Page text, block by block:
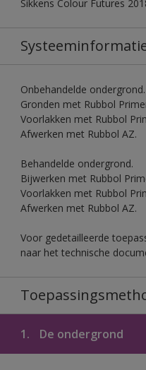
Sikkens Colour Futures
Onbehandelde ondergrond.
Gronden met Rubbol
Voorlakken met Rubbol
Afwerken met Rubbol AZ.
Behandelde ondergrond.
Bijwerken met Rubbol
Voorlakken met Rubbol
Afwerken met Rubbol AZ.
Voor gedetailleerde
naar het technische
1. De ondergrond